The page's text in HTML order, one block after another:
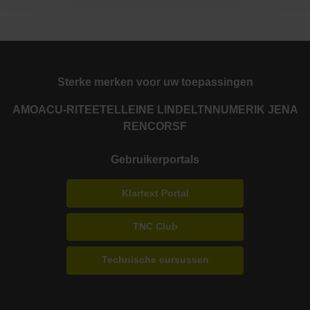
Sterke merken voor uw toepassingen
AMOACU-RITE ETEL LEINE LINDE LTN NUMERIK JENA
RENCORSF
Gebruikerportals
Klartext Portal
TNC Club
Technische cursussen